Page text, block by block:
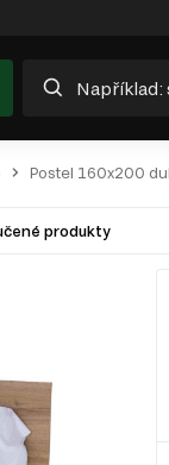
Postel 160x200
produkty